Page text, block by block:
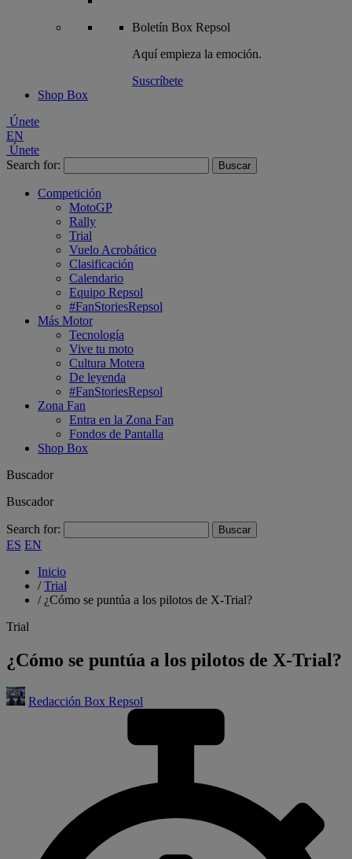
Boletín Box Repsol
Aquí empieza la emoción.
Suscríbete
Shop Box
Únete
EN
Únete
Search for:
Competición
MotoGP
Rally
Trial
Vuelo Acrobático
Clasificación
Calendario
Equipo Repsol
#FanStoriesRepsol
Más Motor
Tecnología
Vive tu moto
Cultura Motera
De leyenda
#FanStoriesRepsol
Zona Fan
Entra en la Zona Fan
Fondos de Pantalla
Shop Box
Buscador
Buscador
Search for:
ES EN
Inicio
/Trial
/ ¿Cómo se puntúa a los pilotos de X-Trial?
Trial
¿Cómo se puntúa a los pilotos de X-Trial?
Redacción Box Repsol